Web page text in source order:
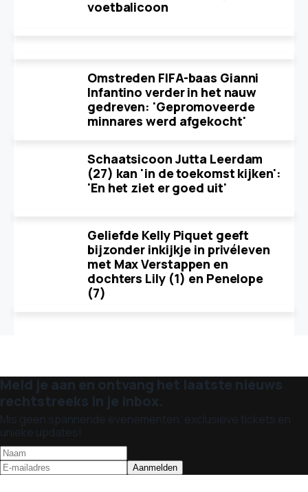
voetbalicoon
Omstreden FIFA-baas Gianni
Infantino verder in het nauw
gedreven: 'Gepromoveerde
minnares werd afgekocht'
Schaatsicoon Jutta Leerdam
(27) kan 'in de toekomst kijken':
'En het ziet er goed uit'
Geliefde Kelly Piquet geeft
bijzonder inkijkje in privéleven
met Max Verstappen en
dochters Lily (1) en Penelope
(7)
Meld je aan en ontvang het laatste nieuws
rechtstreeks in je inbox.
Mis geen spannende evenementen, exclusieve tickets en
unieke updates!